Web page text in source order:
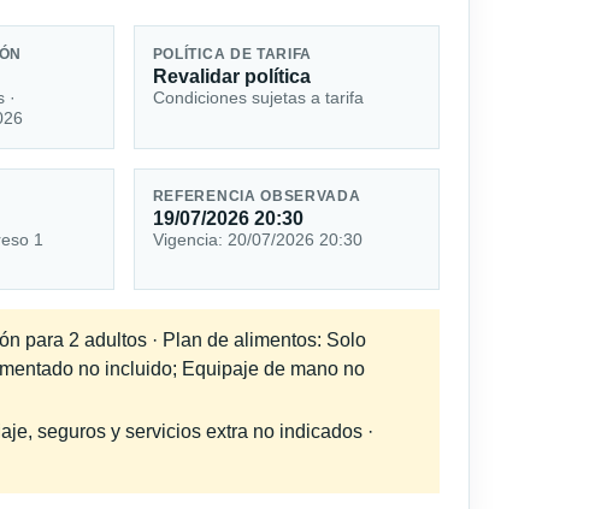
·
POLÍTICA DE TARIFA
Revalidar política
Condiciones sujetas a tarifa
1
REFERENCIA OBSERVADA
19/07/2026 20:30
Vigencia: 20/07/2026 20:30
para 2 adultos · Plan de alimentos: Solo
no incluido; Equipaje de mano no
seguros y servicios extra no indicados ·